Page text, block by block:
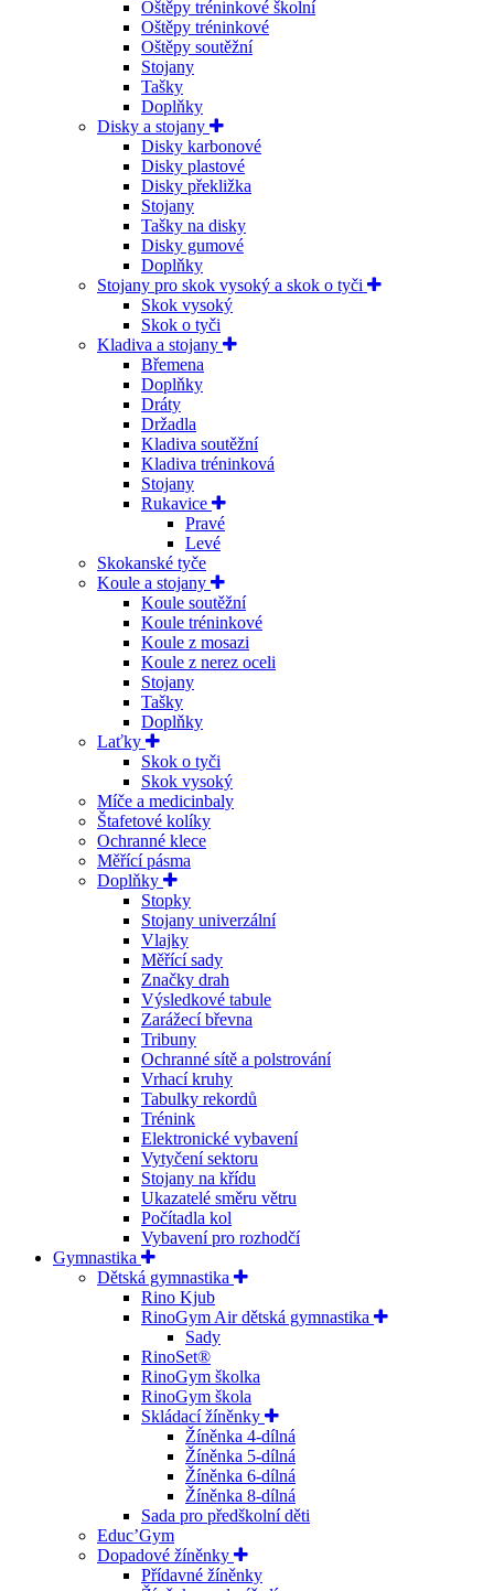
Oštěpy tréninkové školní
Oštěpy tréninkové
Oštěpy soutěžní
Stojany
Tašky
Doplňky
Disky a stojany
Disky karbonové
Disky plastové
Disky překližka
Stojany
Tašky na disky
Disky gumové
Doplňky
Stojany pro skok vysoký a skok o tyči
Skok vysoký
Skok o tyči
Kladiva a stojany
Břemena
Doplňky
Dráty
Držadla
Kladiva soutěžní
Kladiva tréninková
Stojany
Rukavice
Pravé
Levé
Skokanské tyče
Koule a stojany
Koule soutěžní
Koule tréninkové
Koule z mosazi
Koule z nerez oceli
Stojany
Tašky
Doplňky
Laťky
Skok o tyči
Skok vysoký
Míče a medicinbaly
Štafetové kolíky
Ochranné klece
Měřící pásma
Doplňky
Stopky
Stojany univerzální
Vlajky
Měřící sady
Značky drah
Výsledkové tabule
Zarážecí břevna
Tribuny
Ochranné sítě a polstrování
Vrhací kruhy
Tabulky rekordů
Trénink
Elektronické vybavení
Vytyčení sektoru
Stojany na křídu
Ukazatelé směru větru
Počítadla kol
Vybavení pro rozhodčí
Gymnastika
Dětská gymnastika
Rino Kjub
RinoGym Air dětská gymnastika
Sady
RinoSet®
RinoGym školka
RinoGym škola
Skládací žíněnky
Žíněnka 4-dílná
Žíněnka 5-dílná
Žíněnka 6-dílná
Žíněnka 8-dílná
Sada pro předškolní děti
Educ’Gym
Dopadové žíněnky
Přídavné žíněnky